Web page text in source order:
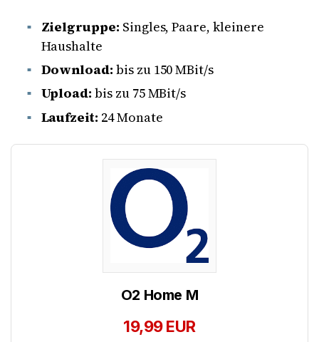
Zielgruppe: Singles, Paare, kleinere
Haushalte
Download: bis zu 150 MBit/s
Upload: bis zu 75 MBit/s
Laufzeit: 24 Monate
O2 Home M
19,99 EUR